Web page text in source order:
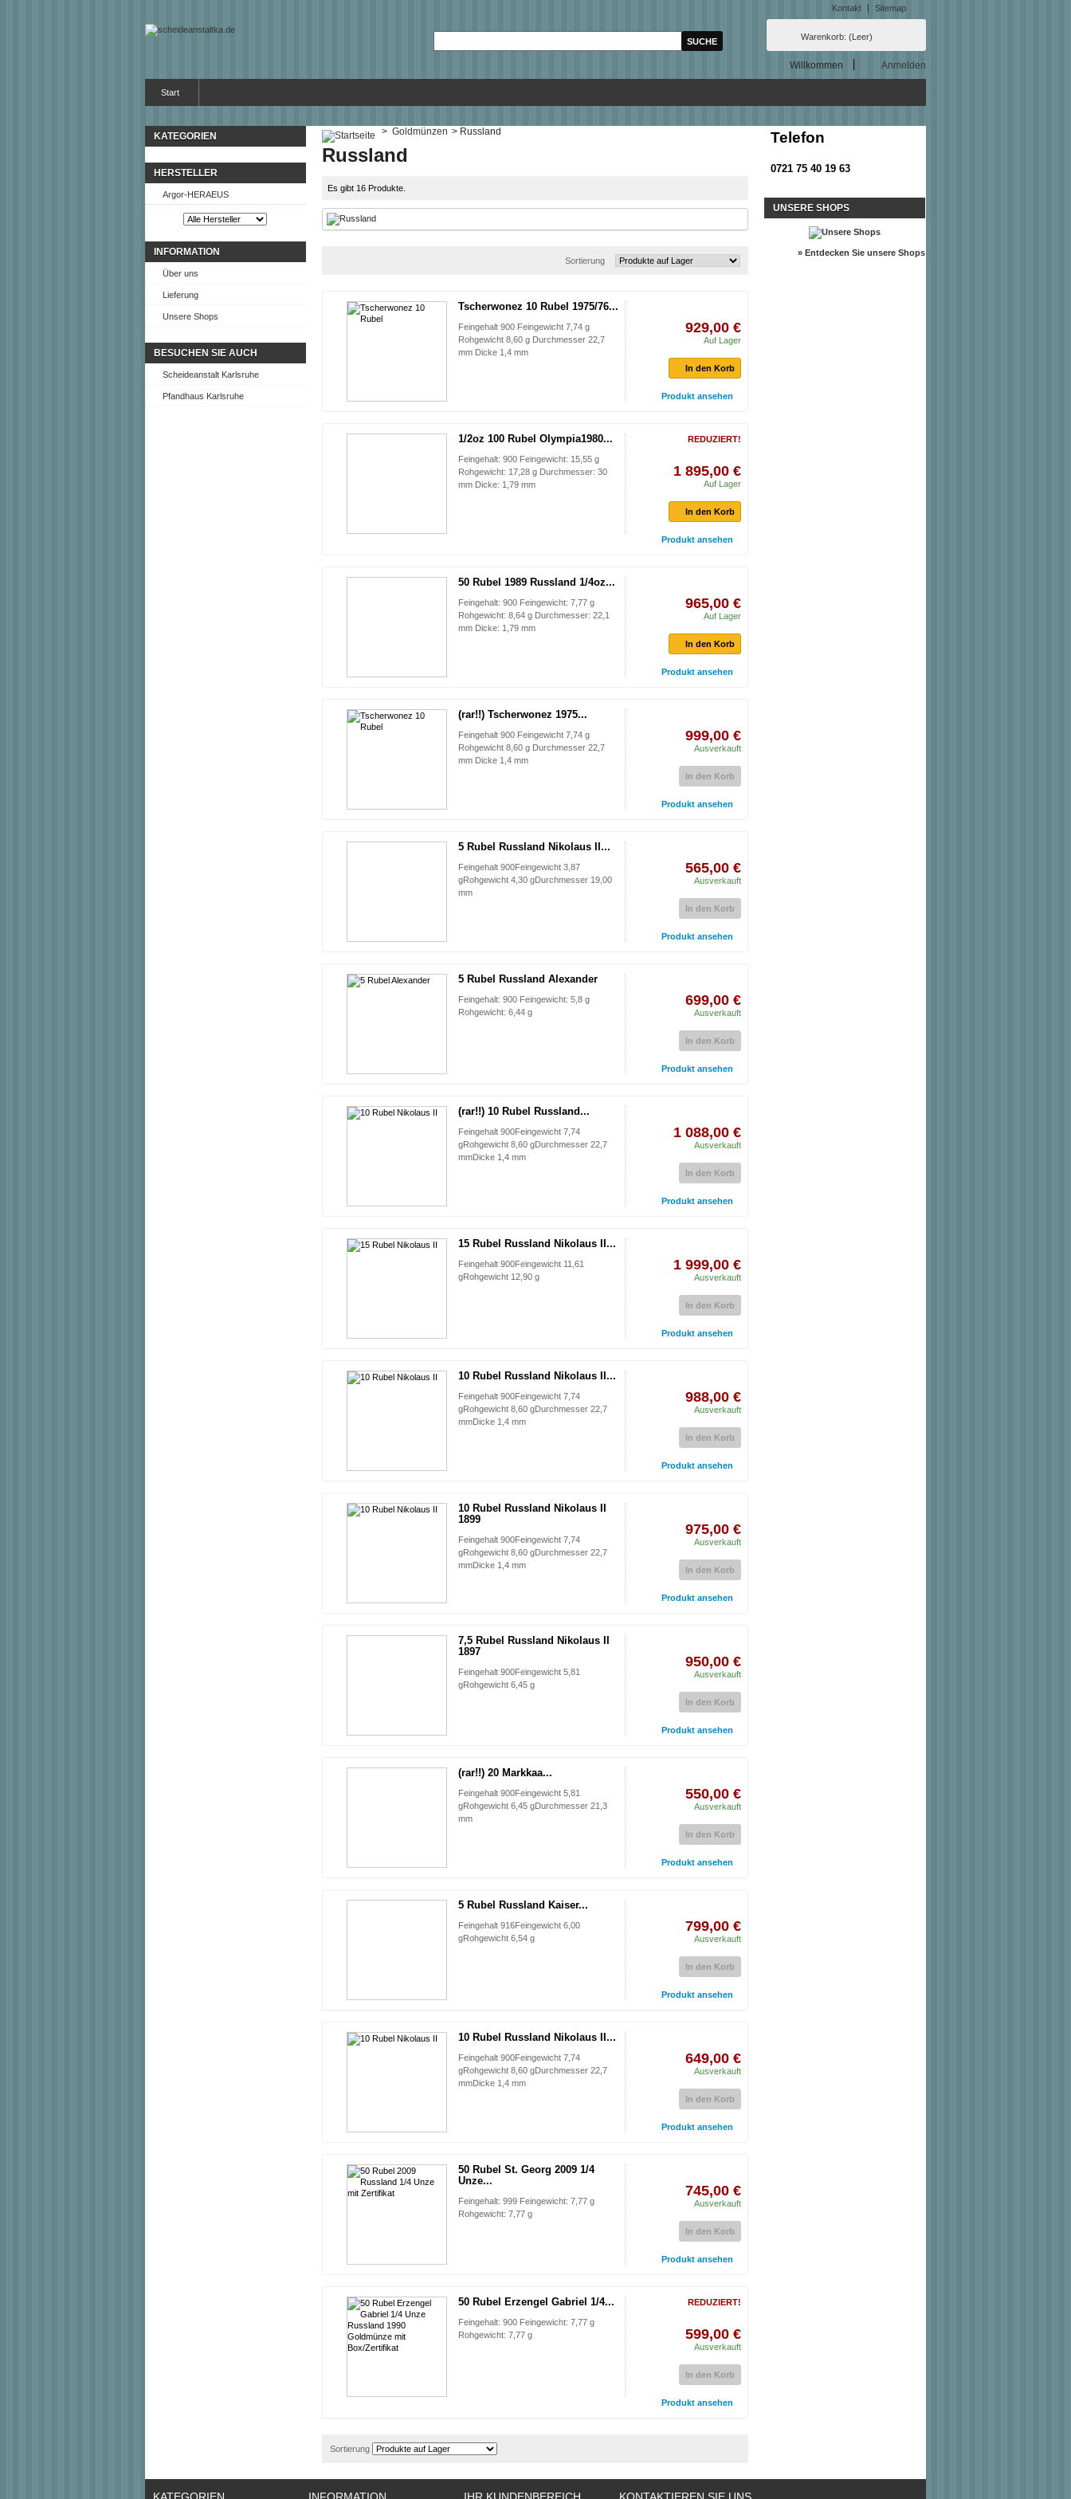
Kontakt Sitemap
Warenkorb: (Leer)
Willkommen Anmelden
Start
KATEGORIEN
HERSTELLER
Argor-HERAEUS
INFORMATION
Über uns
Lieferung
Unsere Shops
BESUCHEN SIE AUCH
Scheideanstalt Karlsruhe
Pfandhaus Karlsruhe
> Goldmünzen > Russland
Russland
Es gibt 16 Produkte.
Sortierung
Tscherwonez 10 Rubel 1975/76...
Feingehalt 900 Feingewicht 7,74 g
Rohgewicht 8,60 g Durchmesser 22,7
mm Dicke 1,4 mm
929,00 €
Auf Lager
In den Korb
Produkt ansehen
1/2oz 100 Rubel Olympia1980...
Feingehalt: 900 Feingewicht: 15,55 g
Rohgewicht: 17,28 g Durchmesser: 30
mm Dicke: 1,79 mm
REDUZIERT!
1 895,00 €
Auf Lager
In den Korb
Produkt ansehen
50 Rubel 1989 Russland 1/4oz...
Feingehalt: 900 Feingewicht: 7,77 g
Rohgewicht: 8,64 g Durchmesser: 22,1
mm Dicke: 1,79 mm
965,00 €
Auf Lager
In den Korb
Produkt ansehen
(rar!!) Tscherwonez 1975...
Feingehalt 900 Feingewicht 7,74 g
Rohgewicht 8,60 g Durchmesser 22,7
mm Dicke 1,4 mm
999,00 €
Ausverkauft
In den Korb
Produkt ansehen
5 Rubel Russland Nikolaus II...
Feingehalt 900Feingewicht 3,87
gRohgewicht 4,30 gDurchmesser 19,00
mm
565,00 €
Ausverkauft
In den Korb
Produkt ansehen
5 Rubel Russland Alexander
Feingehalt: 900 Feingewicht: 5,8 g
Rohgewicht: 6,44 g
699,00 €
Ausverkauft
In den Korb
Produkt ansehen
(rar!!) 10 Rubel Russland...
Feingehalt 900Feingewicht 7,74
gRohgewicht 8,60 gDurchmesser 22,7
mmDicke 1,4 mm
1 088,00 €
Ausverkauft
In den Korb
Produkt ansehen
15 Rubel Russland Nikolaus II...
Feingehalt 900Feingewicht 11,61
gRohgewicht 12,90 g
1 999,00 €
Ausverkauft
In den Korb
Produkt ansehen
10 Rubel Russland Nikolaus II...
Feingehalt 900Feingewicht 7,74
gRohgewicht 8,60 gDurchmesser 22,7
mmDicke 1,4 mm
988,00 €
Ausverkauft
In den Korb
Produkt ansehen
10 Rubel Russland Nikolaus II
1899
Feingehalt 900Feingewicht 7,74
gRohgewicht 8,60 gDurchmesser 22,7
mmDicke 1,4 mm
975,00 €
Ausverkauft
In den Korb
Produkt ansehen
7,5 Rubel Russland Nikolaus II
1897
Feingehalt 900Feingewicht 5,81
gRohgewicht 6,45 g
950,00 €
Ausverkauft
In den Korb
Produkt ansehen
(rar!!) 20 Markkaa...
Feingehalt 900Feingewicht 5,81
gRohgewicht 6,45 gDurchmesser 21,3
mm
550,00 €
Ausverkauft
In den Korb
Produkt ansehen
5 Rubel Russland Kaiser...
Feingehalt 916Feingewicht 6,00
gRohgewicht 6,54 g
799,00 €
Ausverkauft
In den Korb
Produkt ansehen
10 Rubel Russland Nikolaus II...
Feingehalt 900Feingewicht 7,74
gRohgewicht 8,60 gDurchmesser 22,7
mmDicke 1,4 mm
649,00 €
Ausverkauft
In den Korb
Produkt ansehen
50 Rubel St. Georg 2009 1/4
Unze...
Feingehalt: 999 Feingewicht: 7,77 g
Rohgewicht: 7,77 g
745,00 €
Ausverkauft
In den Korb
Produkt ansehen
50 Rubel Erzengel Gabriel 1/4...
Feingehalt: 900 Feingewicht: 7,77 g
Rohgewicht: 7,77 g
REDUZIERT!
599,00 €
Ausverkauft
In den Korb
Produkt ansehen
Sortierung
Telefon
0721 75 40 19 63
UNSERE SHOPS
» Entdecken Sie unsere Shops